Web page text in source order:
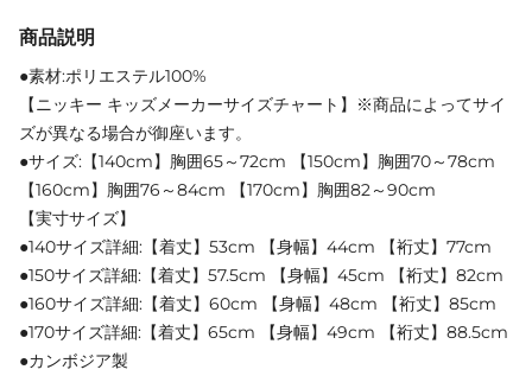
商品説明
●素材:ポリエステル100%
【ニッキー キッズメーカーサイズチャート】※商品によってサイ
ズが異なる場合が御座います。
●サイズ:【140cm】胸囲65～72cm 【150cm】胸囲70～78cm
【160cm】胸囲76～84cm 【170cm】胸囲82～90cm
【実寸サイズ】
●140サイズ詳細:【着丈】53cm 【身幅】44cm 【裄丈】77cm
●150サイズ詳細:【着丈】57.5cm 【身幅】45cm 【裄丈】82cm
●160サイズ詳細:【着丈】60cm 【身幅】48cm 【裄丈】85cm
●170サイズ詳細:【着丈】65cm 【身幅】49cm 【裄丈】88.5cm
●カンボジア製